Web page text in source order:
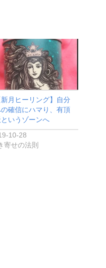
新月ヒーリング】自分
確信にハマり、有頂
というゾーンへ
10-28
寄せの法則